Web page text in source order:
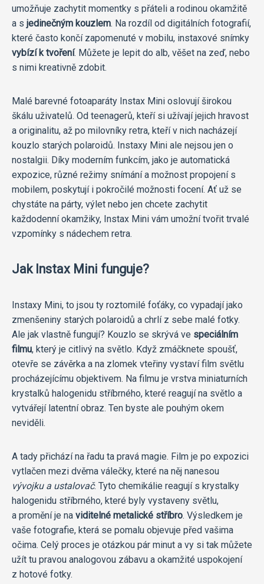
umožňuje zachytit momentky s přáteli a rodinou okamžitě
a s jedinečným kouzlem. Na rozdíl od digitálních fotografií,
které často končí zapomenuté v mobilu, instaxové snímky
vybízí k tvoření. Můžete je lepit do alb, věšet na zeď, nebo
s nimi kreativně zdobit.
Malé barevné fotoaparáty Instax Mini oslovují širokou
škálu uživatelů. Od teenagerů, kteří si užívají jejich hravost
a originalitu, až po milovníky retra, kteří v nich nacházejí
kouzlo starých polaroidů. Instaxy Mini ale nejsou jen o
nostalgii. Díky moderním funkcím, jako je automatická
expozice, různé režimy snímání a možnost propojení s
mobilem, poskytují i pokročilé možnosti focení. Ať už se
chystáte na párty, výlet nebo jen chcete zachytit
každodenní okamžiky, Instax Mini vám umožní tvořit trvalé
vzpomínky s nádechem retra.
Jak Instax Mini funguje?
Instaxy Mini, to jsou ty roztomilé foťáky, co vypadají jako
zmenšeniny starých polaroidů a chrlí z sebe malé fotky.
Ale jak vlastně fungují? Kouzlo se skrývá ve speciálním
filmu, který je citlivý na světlo. Když zmáčknete spoušť,
otevře se závěrka a na zlomek vteřiny vystaví film světlu
procházejícímu objektivem. Na filmu je vrstva miniaturních
krystalků halogenidu stříbrného, které reagují na světlo a
vytvářejí latentní obraz. Ten byste ale pouhým okem
neviděli.
A tady přichází na řadu ta pravá magie. Film je po expozici
vytlačen mezi dvěma válečky, které na něj nanesou
vývojku a ustalovač. Tyto chemikálie reagují s krystalky
halogenidu stříbrného, které byly vystaveny světlu,
a promění je na viditelné metalické stříbro. Výsledkem je
vaše fotografie, která se pomalu objevuje před vašima
očima. Celý proces je otázkou pár minut a vy si tak můžete
užít tu pravou analogovou zábavu a okamžité uspokojení
z hotové fotky.